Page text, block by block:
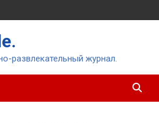
развлекательный журнал.